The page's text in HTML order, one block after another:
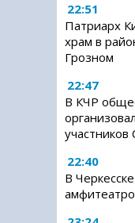
22:51
Патриарх
храм в
Грозном
22:47
В КЧР
участников
22:40
В